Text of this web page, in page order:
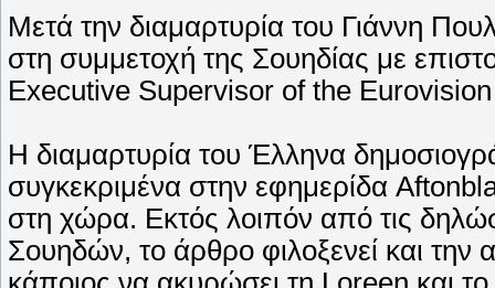
Μετά την διαμαρτυρία του Γιάννη
στη συμμετοχή της Σουηδίας με
Executive Supervisor of the
Η διαμαρτυρία του Έλληνα
συγκεκριμένα στην εφημερίδα
στη χώρα. Εκτός λοιπόν από τις
Σουηδών, το άρθρο φιλοξενεί και